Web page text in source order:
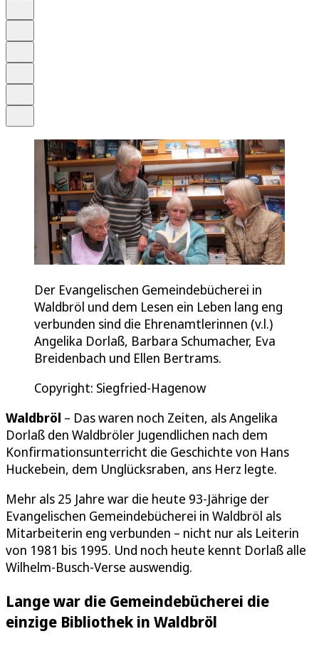
Der Evangelischen Gemeindebücherei in
Waldbröl und dem Lesen ein Leben lang eng
verbunden sind die Ehrenamtlerinnen (v.l.)
Angelika Dorlaß, Barbara Schumacher, Eva
Breidenbach und Ellen Bertrams.
Copyright: Siegfried-Hagenow
Waldbröl – Das waren noch Zeiten, als Angelika
Dorlaß den Waldbröler Jugendlichen nach dem
Konfirmationsunterricht die Geschichte von Hans
Huckebein, dem Unglücksraben, ans Herz legte.
Mehr als 25 Jahre war die heute 93-Jährige der
Evangelischen Gemeindebücherei in Waldbröl als
Mitarbeiterin eng verbunden – nicht nur als Leiterin
von 1981 bis 1995. Und noch heute kennt Dorlaß alle
Wilhelm-Busch-Verse auswendig.
Lange war die Gemeindebücherei die
einzige Bibliothek in Waldbröl